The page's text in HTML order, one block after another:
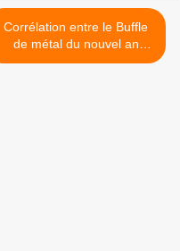
Corrélation entre le Buffle
de métal du nouvel an
chinois et l'astrologie